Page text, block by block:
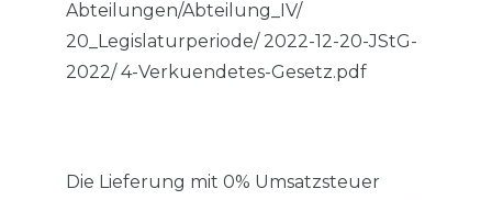
Abteilungen/Abteilung_IV/
20_Legislaturperiode/ 2022-12-20-JStG-
2022/ 4-Verkuendetes-Gesetz.pdf
Die Lieferung mit 0% Umsatzsteuer